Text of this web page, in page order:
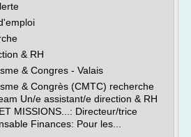
& RH
& Congres - Valais
& Congrès (CMTC) recherche
Un/e assistant/e direction & RH
MISSIONS...: Directeur/trice
Finances: Pour les...